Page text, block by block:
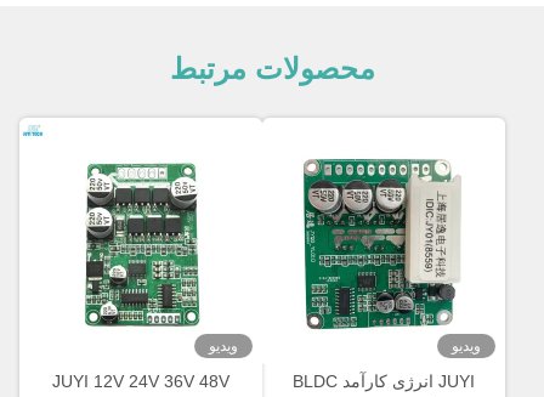
محصولات مرتبط
ویدیو
JUYI انرژی کارآمد BLDC
ویدیو
JUYI 12V 24V 36V 48V